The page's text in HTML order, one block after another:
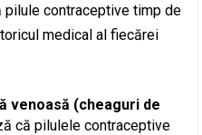
contraceptive timp de
medical al fiecărei
venoasă (cheaguri de
că pilulele contraceptive